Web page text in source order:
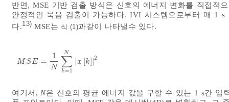
반면, MSE 기반 검출 방식은 신호의 에너지 변화를 직접적
안정적인 묵음 검출이 가능하다. IVI 시스템으로부터 매 1
다.13) MSE는 식 (1)과같이 나타낼수 있다.
M S E =
1
N ∑
k =1
N
x [k] |2
MSE =1N∑ k =1 N xk
여기서, N은 신호의 평균 에너지 값을 구할 수 있는 1 s간 입